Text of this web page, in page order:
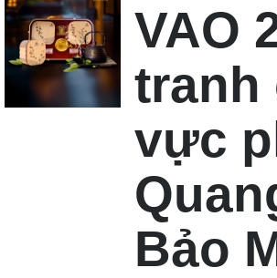
VAO
tranh
vực
Bảo